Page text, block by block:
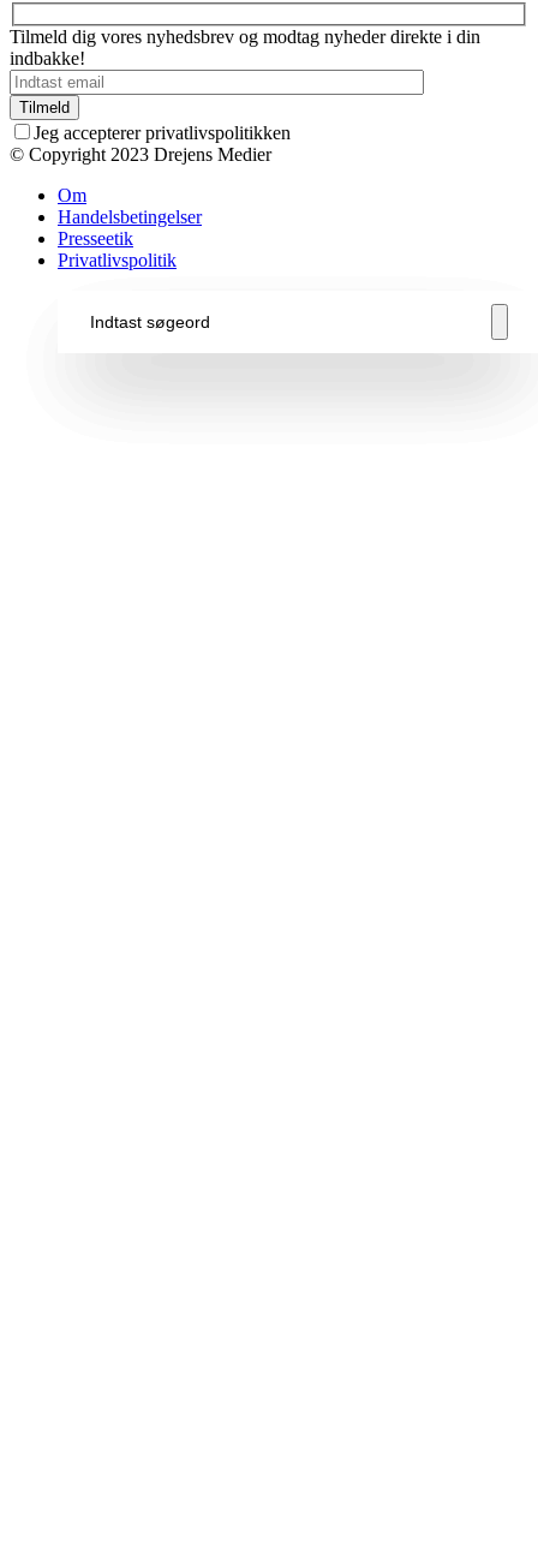
Tilmeld dig vores nyhedsbrev og modtag nyheder direkte i din
indbakke!
Jeg accepterer privatlivspolitikken
© Copyright 2023 Drejens Medier
Om
Handelsbetingelser
Presseetik
Privatlivspolitik